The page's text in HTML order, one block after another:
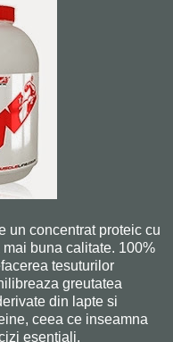
un concentrat proteic cu
buna calitate. 100%
tesuturilor
greutatea
din lapte si
ceea ce inseamna
esentiali.